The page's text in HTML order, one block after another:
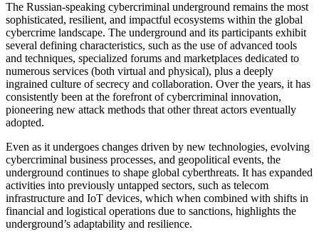
The Russian-speaking cybercriminal underground remains the most
sophisticated, resilient, and impactful ecosystems within the global
cybercrime landscape. The underground and its participants exhibit
several defining characteristics, such as the use of advanced tools
and techniques, specialized forums and marketplaces dedicated to
numerous services (both virtual and physical), plus a deeply
ingrained culture of secrecy and collaboration. Over the years, it has
consistently been at the forefront of cybercriminal innovation,
pioneering new attack methods that other threat actors eventually
adopted.
Even as it undergoes changes driven by new technologies, evolving
cybercriminal business processes, and geopolitical events, the
underground continues to shape global cyberthreats. It has expanded
activities into previously untapped sectors, such as telecom
infrastructure and IoT devices, which when combined with shifts in
financial and logistical operations due to sanctions, highlights the
underground’s adaptability and resilience.